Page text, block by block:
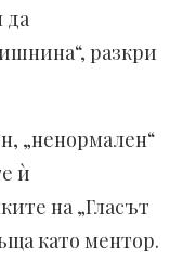
да
разкри
„ненормален“
ѝ
на „Гласът
като ментор.